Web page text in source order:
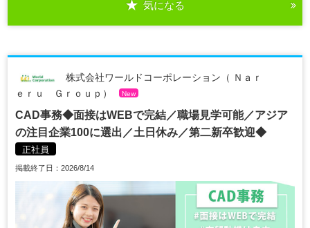
気になる
株式会社ワールドコーポレーション（ Ｎａｒ
ｅｒｕ Ｇｒｏｕｐ）
New
CAD事務◆面接はWEBで完結／職場見学可能／アジア
の注目企業100に選出／土日休み／第二新卒歓迎◆
正社員
掲載終了日：2026/8/14